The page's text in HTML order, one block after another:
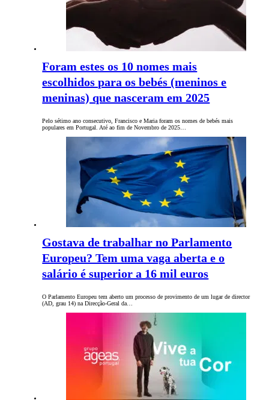
Foram estes os 10 nomes mais
escolhidos para os bebés (meninos e
meninas) que nasceram em 2025
Pelo sétimo ano consecutivo, Francisco e Maria foram os nomes de bebés mais
populares em Portugal. Até ao fim de Novembro de 2025…
Gostava de trabalhar no Parlamento
Europeu? Tem uma vaga aberta e o
salário é superior a 16 mil euros
O Parlamento Europeu tem aberto um processo de provimento de um lugar de director
(AD, grau 14) na Direcção-Geral da…